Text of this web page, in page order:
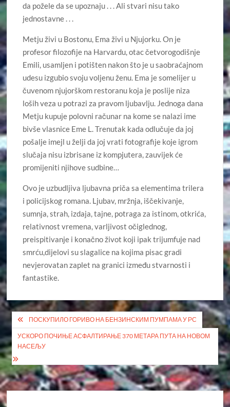
da požele da se upoznaju . . . Ali stvari nisu tako
jednostavne . . .
Metju živi u Bostonu, Ema živi u Njujorku. On je
profesor filozofije na Harvardu, otac četvorogodišnje
Emili, usamljen i potišten nakon što je u saobraćajnom
udesu izgubio svoju voljenu ženu. Ema je somelijer u
čuvenom njujorškom restoranu koja je poslije niza
loših veza u potrazi za pravom ljubavlju. Jednoga dana
Metju kupuje polovni računar na kome se nalazi ime
bivše vlasnice Eme L. Trenutak kada odlučuje da joj
pošalje imejl u želji da joj vrati fotografije koje igrom
slučaja nisu izbrisane iz kompjutera, zauvijek će
promijeniti njihove sudbine…
Ovo je uzbudljiva ljubavna priča sa elementima trilera
i policijskog romana. Ljubav, mržnja, iščekivanje,
sumnja, strah, izdaja, tajne, potraga za istinom, otkrića,
relativnost vremena, varljivost očiglednog,
preispitivanje i konačno život koji ipak trijumfuje nad
smrću,dijelovi su slagalice na kojima pisac gradi
nevjerovatan zaplet na granici između stvarnosti i
fantastike.
Кретање
чланка
ПОСКУПИЛО ГОРИВО НА БЕНЗИНСКИМ ПУМПАМА У РС
УСКОРО ПОЧИЊЕ АСФАЛТИРАЊЕ 370 МЕТАРА ПУТА НА НОВОМ
НАСЕЉУ